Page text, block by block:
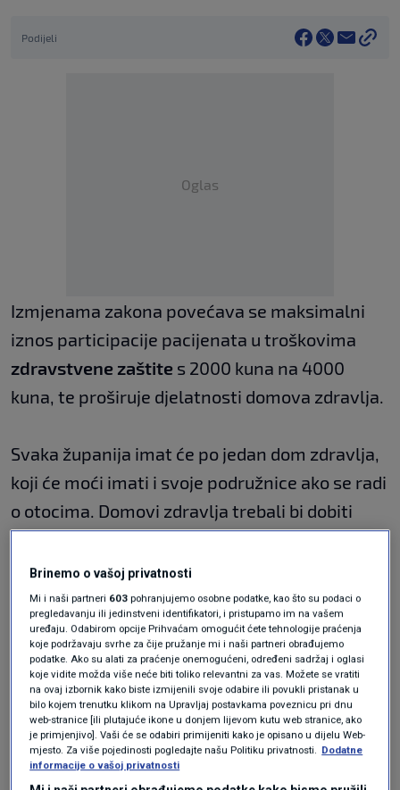
Podijeli
Oglas
Izmjenama zakona povećava se maksimalni
iznos participacije pacijenata u troškovima
zdravstvene zaštite s 2000 kuna na 4000
kuna, te proširuje djelatnosti domova zdravlja.
Svaka županija imat će po jedan dom zdravlja,
koji će moći imati i svoje podružnice ako se radi
o otocima. Domovi zdravlja trebali bi dobiti
psihološke, logopedske i druge specijalističke
usluge.
Reforma zdravstvausmjerava se na
prevenciju i rano otkrivanje bolesti te se, među
ostalim, uvodi pravilnik koji će definirati
medicinski prihvatljivo vrijeme za ostvarivanje
mjera zdravstvene zaštite.
Osnivačka prava općih bolnica prenose se s
Brinemo o vašoj privatnosti
Mi i naši partneri 603 pohranjujemo osobne podatke, kao što su podaci o
pregledavanju ili jedinstveni identifikatori, i pristupamo im na vašem
uređaju. Odabirom opcije Prihvaćam omogućit ćete tehnologije praćenja
koje podržavaju svrhe za čije pružanje mi i naši partneri obrađujemo
podatke. Ako su alati za praćenje onemogućeni, određeni sadržaj i oglasi
koje vidite možda više neće biti toliko relevantni za vas. Možete se vratiti
na ovaj izbornik kako biste izmijenili svoje odabire ili povukli pristanak u
bilo kojem trenutku klikom na Upravljaj postavkama poveznicu pri dnu
web-stranice [ili plutajuće ikone u donjem lijevom kutu web stranice, ako
je primjenjivo]. Vaši će se odabiri primijeniti kako je opisano u dijelu Web-
mjesto. Za više pojedinosti pogledajte našu Politiku privatnosti.
Dodatne
informacije o vašoj privatnosti